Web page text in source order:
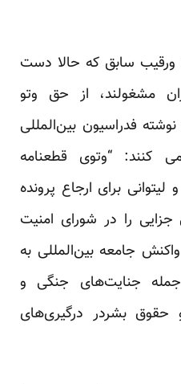
ورقیب سابق که حالا دست
مشغولند، از حق وتو
فدراسیون بین‌المللی
کنند: “وتوی قطعنامه
برای ارجاع پرونده
جزایی را در شورای امنیت
جامعه بین‌المللی به
جمله جنایت‌های جنگی و
بشردر درگیری‌های